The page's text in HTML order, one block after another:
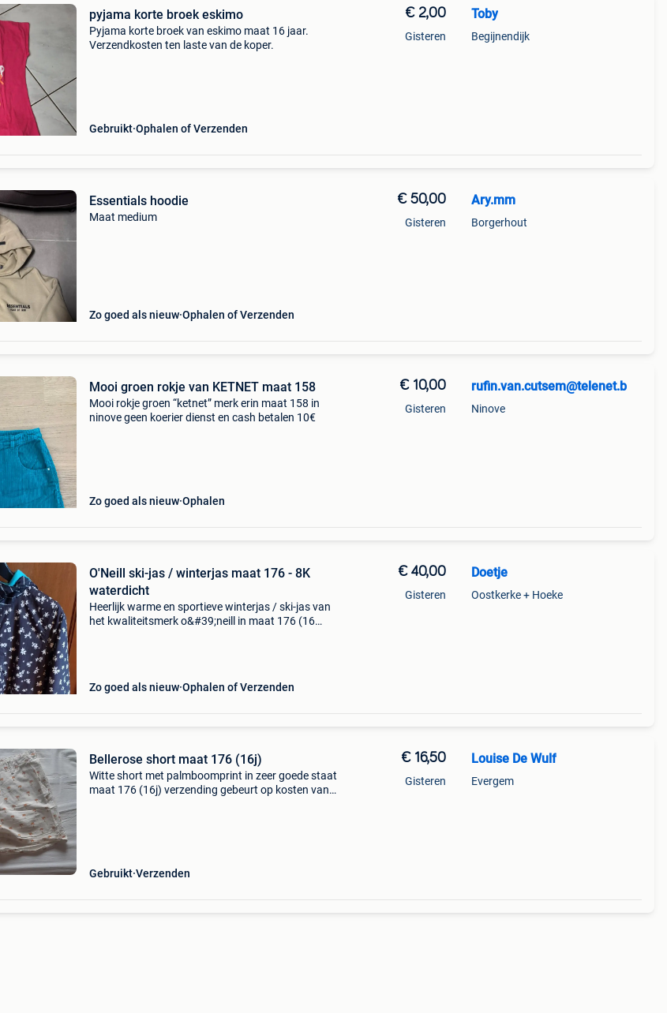
pyjama korte broek eskimo
Pyjama korte broek van eskimo maat 16 jaar.
Verzendkosten ten laste van de koper.
Gebruikt Ophalen of Verzenden
€ 2,00
Gisteren
Toby
Begijnendijk
Essentials hoodie
Maat medium
Zo goed als nieuw Ophalen of Verzenden
€ 50,00
Gisteren
Ary.mm
Borgerhout
Mooi groen rokje van KETNET maat 158
Mooi rokje groen “ketnet” merk erin maat 158 in
ninove geen koerier dienst en cash betalen 10€
Zo goed als nieuw Ophalen
€ 10,00
Gisteren
rufin.van.cutsem@telenet.b
Ninove
O'Neill ski-jas / winterjas maat 176 - 8K
waterdicht
Heerlijk warme en sportieve winterjas / ski-jas van
het kwaliteitsmerk o&#39;neill in maat 176 (16
Zo goed als nieuw Ophalen of Verzenden
€ 40,00
Gisteren
Doetje
Oostkerke + Hoeke
Bellerose short maat 176 (16j)
Witte short met palmboomprint in zeer goede staat
maat 176 (16j) verzending gebeurt op kosten van
Gebruikt Verzenden
€ 16,50
Gisteren
Louise De Wulf
Evergem